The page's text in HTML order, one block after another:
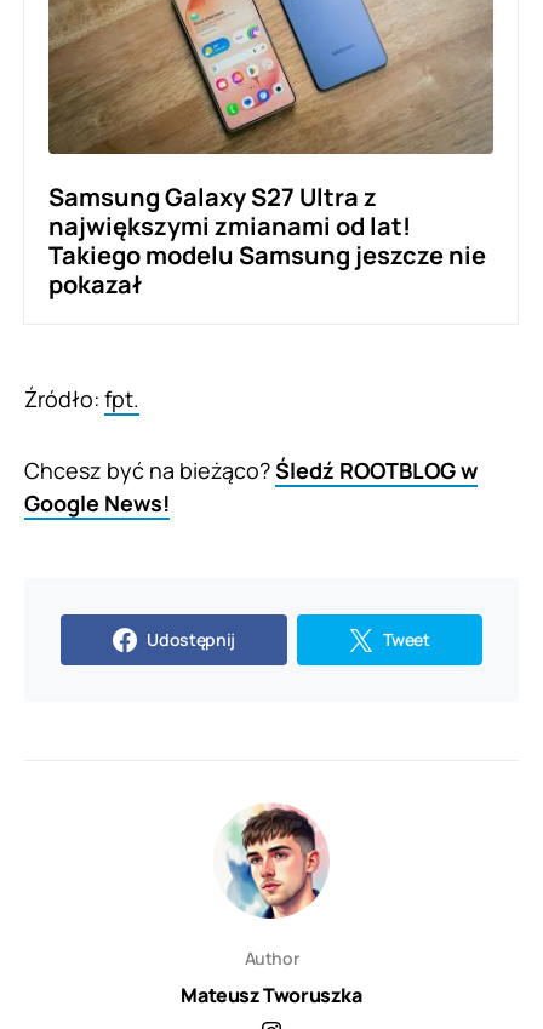
Samsung Galaxy S27 Ultra z
największymi zmianami od lat!
Takiego modelu Samsung jeszcze nie
pokazał
Źródło: fpt.
Chcesz być na bieżąco?Śledź ROOTBLOG w
Google News!
Udostępnij Tweet
Author
Mateusz Tworuszka